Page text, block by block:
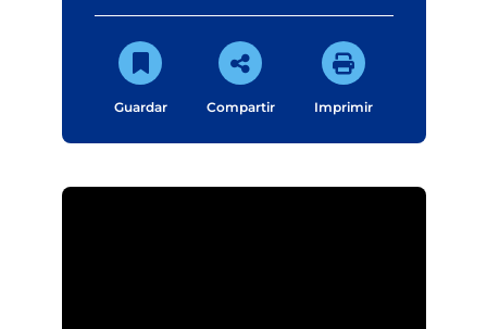
Guardar Compartir Imprimir